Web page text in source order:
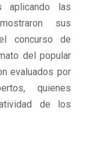
aplicando las
sus
concurso de
del popular
evaluados por
quienes
de los